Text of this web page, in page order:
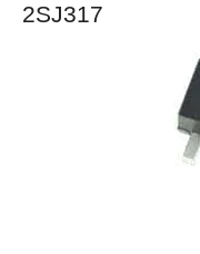
2SJ317